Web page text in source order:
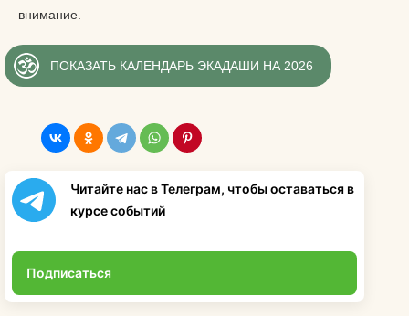
внимание.
ПОКАЗАТЬ КАЛЕНДАРЬ ЭКАДАШИ НА 2026
Читайте нас в Телеграм, чтобы оставаться в
курсе событий
Подписаться